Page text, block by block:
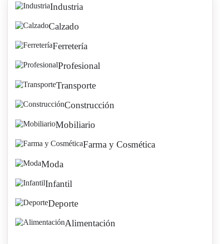
Industria
Calzado
Ferretería
Profesional
Transporte
Construcción
Mobiliario
Farma y Cosmética
Moda
Infantil
Deporte
Alimentación